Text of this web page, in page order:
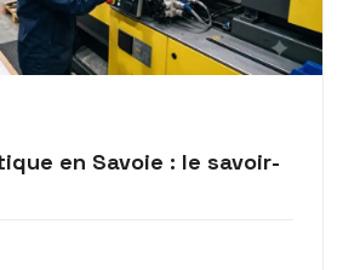
en Savoie : le savoir-